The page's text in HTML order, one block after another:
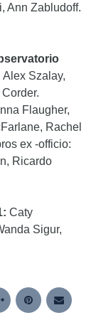
Ann Zabludoff.
Szalay,
Flaugher,
Rachel
ex -officio:
Ricardo
Caty
Sigur,